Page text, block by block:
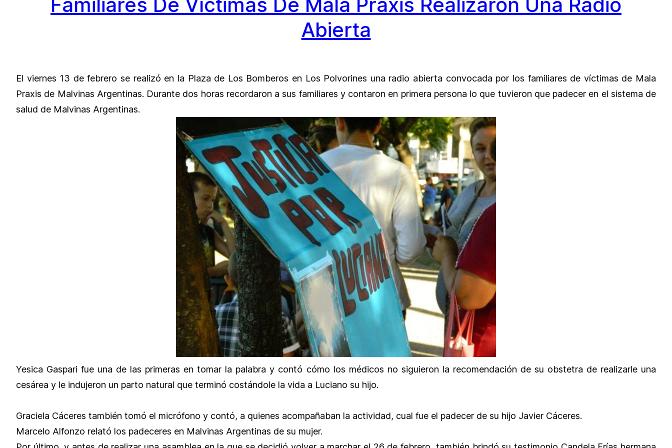
Abierta
El viernes 13 de febrero se realizó en la Plaza de Los Bomberos en Los Polvorines una radio abierta convocada por los familiares de víctimas de Mala
Praxis de Malvinas Argentinas. Durante dos horas recordaron a sus familiares y contaron en primera persona lo que tuvieron que padecer en el sistema de
salud de Malvinas Argentinas.
Yesica Gaspari fue una de las primeras en tomar la palabra y contó cómo los médicos no siguieron la recomendación de su obstetra de realizarle una
cesárea y le indujeron un parto natural que terminó costándole la vida a Luciano su hijo.
Graciela Cáceres también tomó el micrófono y contó, a quienes acompañaban la actividad, cual fue el padecer de su hijo Javier Cáceres.
Marcelo Alfonzo relató los padeceres en Malvinas Argentinas de su mujer.